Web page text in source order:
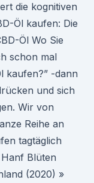
die kognitiven
Öl kaufen: Die
Öl Wo Sie
schon mal
kaufen?” -dann
und sich
Wir von
Reihe an
tagtäglich
Blüten
(2020) »